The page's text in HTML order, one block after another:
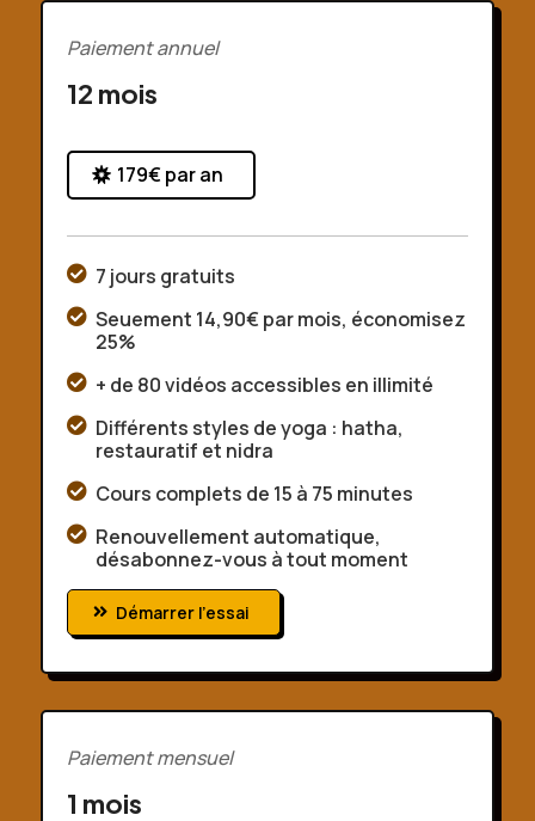
Paiement annuel
12 mois
179€ par an
 7 jours gratuits
 Seuement 14,90€ par mois, économisez
25%
 + de 80 vidéos accessibles en illimité
 Différents styles de yoga : hatha,
restauratif et nidra
 Cours complets de 15 à 75 minutes
 Renouvellement automatique,
désabonnez-vous à tout moment
Démarrer l'essai
Paiement mensuel
1 mois